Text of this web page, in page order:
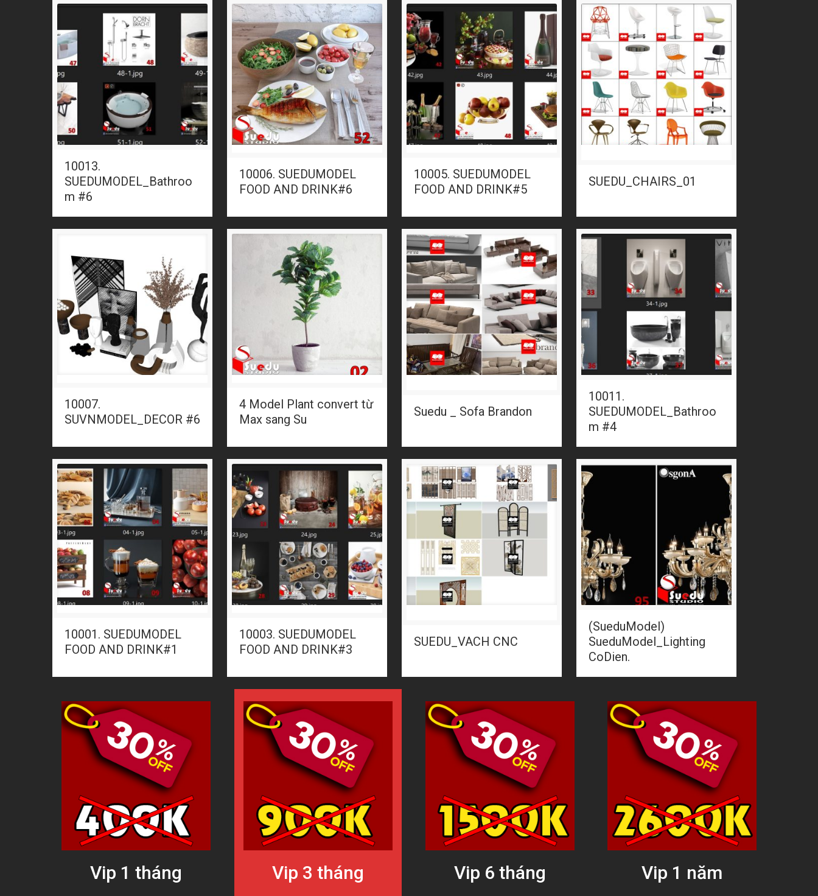
10013.
SUEDUMODEL_Bathroo
m #6
10006. SUEDUMODEL
FOOD AND DRINK#6
10005. SUEDUMODEL
FOOD AND DRINK#5
SUEDU_CHAIRS_01
10007.
SUVNMODEL_DECOR #6
4 Model Plant convert từ
Max sang Su
Suedu _ Sofa Brandon
10011.
SUEDUMODEL_Bathroo
m #4
10001. SUEDUMODEL
FOOD AND DRINK#1
10003. SUEDUMODEL
FOOD AND DRINK#3
SUEDU_VACH CNC
(SueduModel)
SueduModel_Lighting
CoDien.
Vip 1 tháng Vip 3 tháng Vip 6 tháng Vip 1 năm